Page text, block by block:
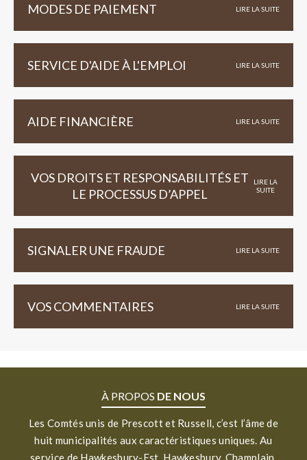
MODES DE PAIEMENT LIRE LA SUITE
SERVICE D'AIDE À L'EMPLOI LIRE LA SUITE
AIDE FINANCIÈRE LIRE LA SUITE
VOS DROITS ET RESPONSABILITÉS ET
LE PROCESSUS D’APPEL
LIRE LA
SUITE
SIGNALER UNE FRAUDE LIRE LA SUITE
VOS COMMENTAIRES LIRE LA SUITE
À PROPOS DE NOUS
Les Comtés unis de Prescott et Russell, c’est l’âme de
huit municipalités aux caractéristiques uniques. Au
service de Hawkesbury-Est, Hawkesbury, Champlain,